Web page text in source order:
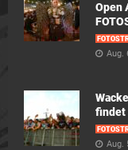
Open
Aug.
findet
Aug.